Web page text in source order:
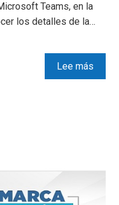
Teams, en la
los detalles de la…
Lee más